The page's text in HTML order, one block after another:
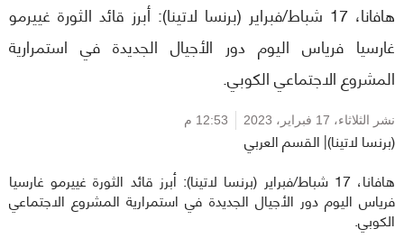
هافانا، 17 شباط/فبراير (برنسا لاتينا): أبرز قائد الثورة غييرمو
غارسيا فرياس اليوم دور الأجيال الجديدة في استمرارية
المشروع الاجتماعي الكوبي.
نشر الثلاثاء، 17 فبراير، 2023 12:53 م
(برنسا لاتينا)| القسم العربي
هافانا، 17 شباط/فبراير (برنسا لاتينا): أبرز قائد الثورة غييرمو غارسيا
فرياس اليوم دور الأجيال الجديدة في استمرارية المشروع الاجتماعي
الكوبي.